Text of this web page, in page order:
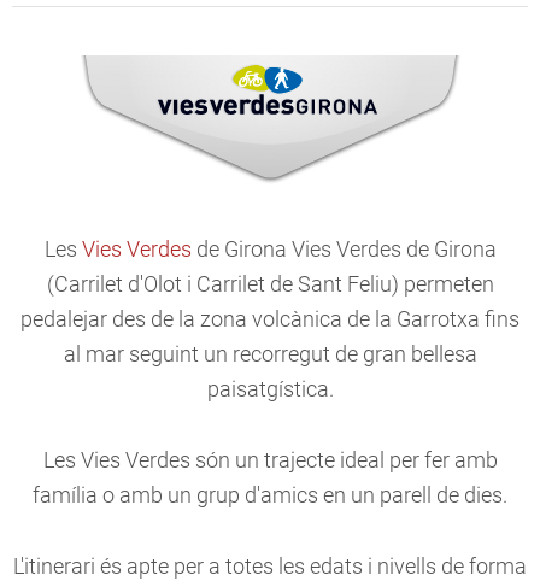
Les Vies Verdes de Girona Vies Verdes de Girona
(Carrilet d'Olot i Carrilet de Sant Feliu) permeten
pedalejar des de la zona volcànica de la Garrotxa fins
al mar seguint un recorregut de gran bellesa
paisatgística.
Les Vies Verdes són un trajecte ideal per fer amb
família o amb un grup d'amics en un parell de dies.
L'itinerari és apte per a totes les edats i nivells de forma